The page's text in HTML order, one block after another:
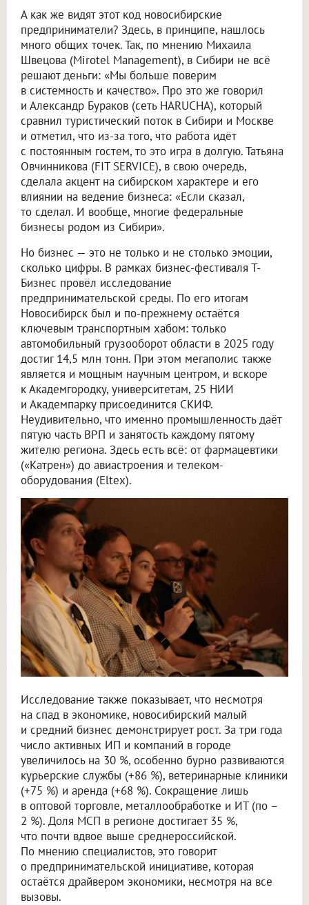
А как же видят этот код новосибирские
предприниматели? Здесь, в принципе, нашлось
много общих точек. Так, по мнению Михаила
Швецова (Mirotel Management), в Сибири не всё
решают деньги: «Мы больше поверим
в системность и качество». Про это же говорил
и Александр Бураков (сеть HARUCHA), который
сравнил туристический поток в Сибири и Москве
и отметил, что из-за того, что работа идёт
с постоянным гостем, то это игра в долгую. Татьяна
Овчинникова (FIT SERVICE), в свою очередь,
сделала акцент на сибирском характере и его
влиянии на ведение бизнеса: «Если сказал,
то сделал. И вообще, многие федеральные
бизнесы родом из Сибири».
Но бизнес — это не только и не столько эмоции,
сколько цифры. В рамках бизнес-фестиваля Т-
Бизнес провёл исследование
предпринимательской среды. По его итогам
Новосибирск был и по-прежнему остаётся
ключевым транспортным хабом: только
автомобильный грузооборот области в 2025 году
достиг 14,5 млн тонн. При этом мегаполис также
является и мощным научным центром, и вскоре
к Академгородку, университетам, 25 НИИ
и Академпарку присоединится СКИФ.
Неудивительно, что именно промышленность даёт
пятую часть ВРП и занятость каждому пятому
жителю региона. Здесь есть всё: от фармацевтики
(«Катрен») до авиастроения и телеком-
оборудования (Eltex).
Исследование также показывает, что несмотря
на спад в экономике, новосибирский малый
и средний бизнес демонстрирует рост. За три года
число активных ИП и компаний в городе
увеличилось на 30 %, особенно бурно развиваются
курьерские службы (+86 %), ветеринарные клиники
(+75 %) и аренда (+68 %). Сокращение лишь
в оптовой торговле, металлообработке и ИТ (по –
2 %). Доля МСП в регионе достигает 35 %,
что почти вдвое выше среднероссийской.
По мнению специалистов, это говорит
о предпринимательской инициативе, которая
остаётся драйвером экономики, несмотря на все
вызовы.